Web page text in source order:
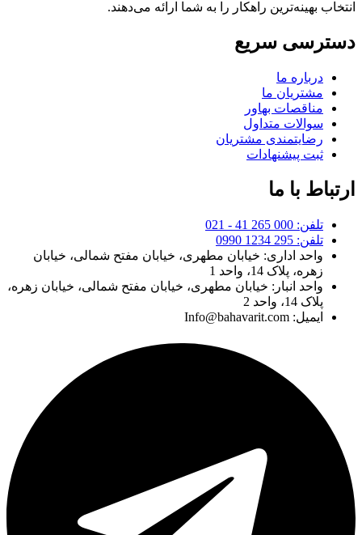
انتخاب بهینه‌ترین راهکار را به شما ارائه می‌دهند.
دسترسی سریع
درباره ما
مشتریان ما
مناقصات بهاور
سوالات متداول
رضایتمندی مشتریان
ثبت پیشنهادات
ارتباط با ما
تلفن: 000 265 41 - 021
تلفن: 295 1234 0990
واحد اداری: خیابان مطهری، خیابان مفتح شمالی، خیابان
زهره، پلاک 14، واحد 1
واحد انبار: خیابان مطهری، خیابان مفتح شمالی، خیابان زهره،
پلاک 14، واحد 2
ایمیل: Info@bahavarit.com